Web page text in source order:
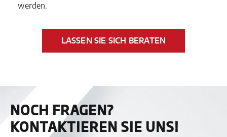
werden.
LASSEN SIE SICH BERATEN
NOCH FRAGEN?
KONTAKTIEREN SIE UNS!